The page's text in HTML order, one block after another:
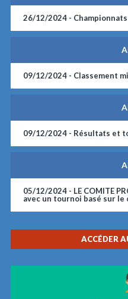
26/12/2024 -
09/12/2024 - Classement
09/12/2024 - Résultats et
05/12/2024 - LE COMITE
avec un tournoi basé sur
ACCÉDER